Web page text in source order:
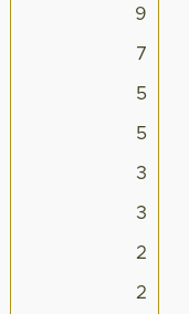
9
7
5
5
3
3
2
2